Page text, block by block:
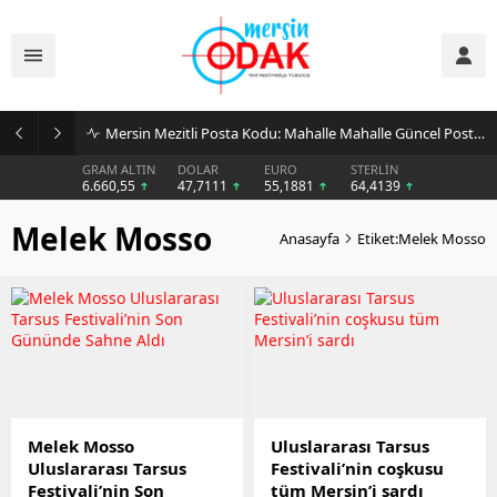
Mersin Mezitli Posta Kodu: Mahalle Mahalle Güncel Posta Kodu Rehberi
GRAM ALTIN
6.660,55
DOLAR
47,7111
EURO
55,1881
STERLİN
64,4139
Melek Mosso Anasayfa Etiket:Melek Mosso
Melek Mosso
Uluslararası Tarsus
Festivali’nin Son
Uluslararası Tarsus
Festivali’nin coşkusu
tüm Mersin’i sardı